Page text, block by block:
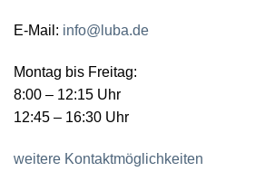
E-Mail: info@luba.de
Montag bis Freitag:
8:00 – 12:15 Uhr
12:45 – 16:30 Uhr
weitere Kontaktmöglichkeiten